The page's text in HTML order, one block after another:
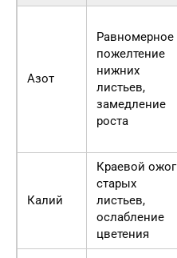
Азот
Равномерное
пожелтение
нижних
листьев,
замедление
роста
Калий
Краевой ожог
старых
листьев,
ослабление
цветения